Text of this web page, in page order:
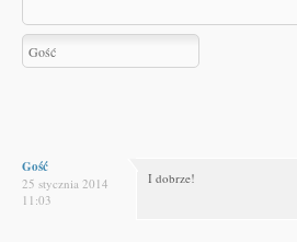
Gość
25 stycznia 2014
11:03
I dobrze!